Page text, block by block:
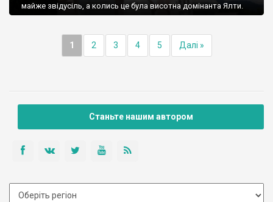
майже звідусіль, а колись це була висотна домінанта Ялти.
1 2 3 4 5 Далі »
Станьте нашим автором